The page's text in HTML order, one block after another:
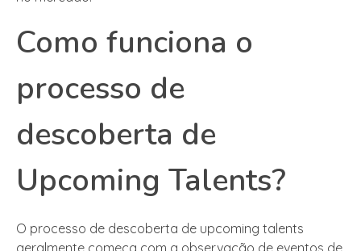
Como funciona o
processo de
descoberta de
Upcoming Talents?
O processo de descoberta de upcoming talents
geralmente começa com a observação de eventos de